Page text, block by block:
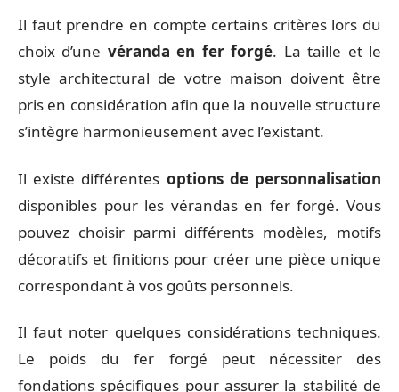
Il faut prendre en compte certains critères lors du
choix d’une véranda en fer forgé. La taille et le
style architectural de votre maison doivent être
pris en considération afin que la nouvelle structure
s’intègre harmonieusement avec l’existant.
Il existe différentes options de personnalisation
disponibles pour les vérandas en fer forgé. Vous
pouvez choisir parmi différents modèles, motifs
décoratifs et finitions pour créer une pièce unique
correspondant à vos goûts personnels.
Il faut noter quelques considérations techniques.
Le poids du fer forgé peut nécessiter des
fondations spécifiques pour assurer la stabilité de